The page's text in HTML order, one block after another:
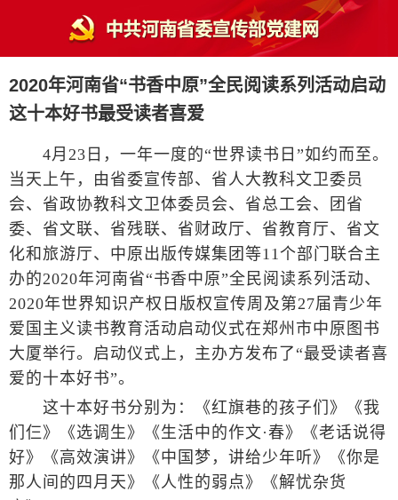
2020年河南省“书香中原”全民阅读系列活动启动
这十本好书最受读者喜爱
4月23日，一年一度的“世界读书日”如约而至。
当天上午，由省委宣传部、省人大教科文卫委员
会、省政协教科文卫体委员会、省总工会、团省
委、省文联、省残联、省财政厅、省教育厅、省文
化和旅游厅、中原出版传媒集团等11个部门联合主
办的2020年河南省“书香中原”全民阅读系列活动、
2020年世界知识产权日版权宣传周及第27届青少年
爱国主义读书教育活动启动仪式在郑州市中原图书
大厦举行。启动仪式上，主办方发布了“最受读者喜
爱的十本好书”。
这十本好书分别为：《红旗巷的孩子们》《我
们仨》《选调生》《生活中的作文·春》《老话说得
好》《高效演讲》《中国梦，讲给少年听》《你是
那人间的四月天》《人性的弱点》《解忧杂货